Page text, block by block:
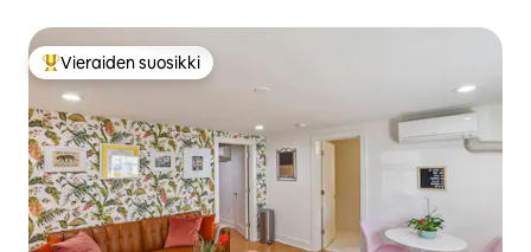
Vieraiden suosikkien parhaimmistoa
Vieraiden suosikki